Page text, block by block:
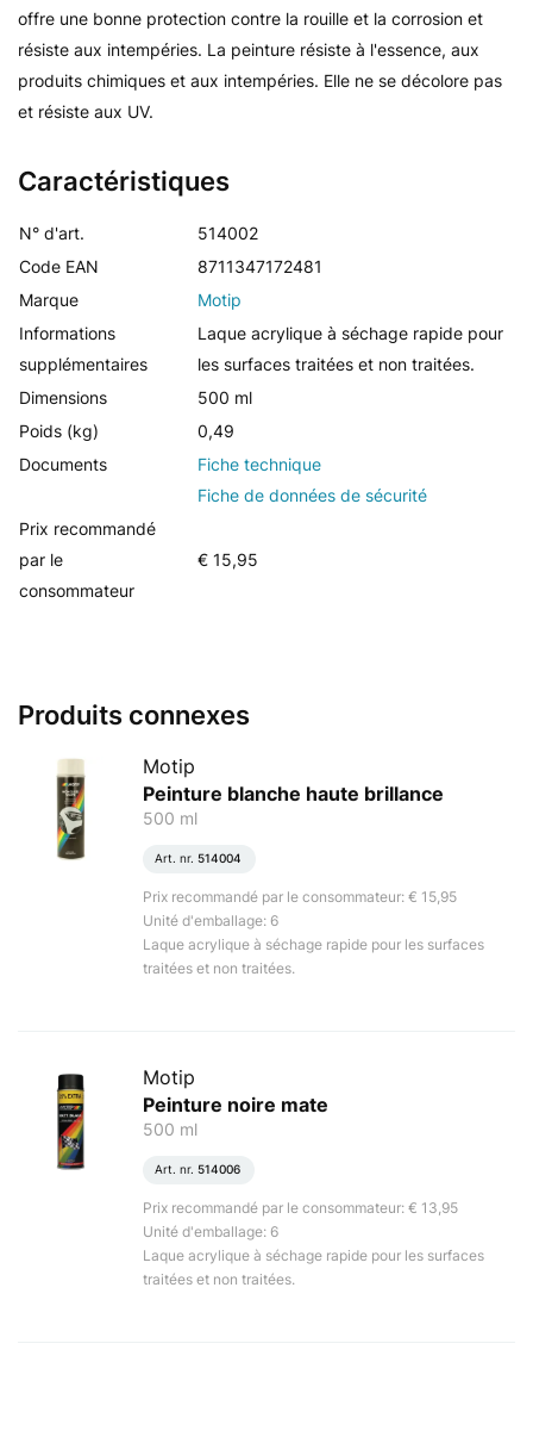
Caractéristiques
N° d'art.
514002
Code EAN
8711347172481
Marque
Motip
Informations
supplémentaires
Laque acrylique à séchage rapide pour
les surfaces traitées et non traitées.
Dimensions
500 ml
Poids (kg)
0,49
Documents
Fiche technique
Fiche de données de sécurité
Prix recommandé
par le
consommateur
€ 15,95
offre une bonne protection contre la rouille et la corrosion et
résiste aux intempéries. La peinture résiste à l'essence, aux
produits chimiques et aux intempéries. Elle ne se décolore pas
et résiste aux UV.
Produits connexes
Motip
Peinture blanche haute brillance
500 ml
Art. nr. 514004
Prix recommandé par le consommateur: € 15,95
Unité d'emballage: 6
Laque acrylique à séchage rapide pour les surfaces
traitées et non traitées.
Motip
Peinture noire mate
500 ml
Art. nr. 514006
Prix recommandé par le consommateur: € 13,95
Unité d'emballage: 6
Laque acrylique à séchage rapide pour les surfaces
traitées et non traitées.